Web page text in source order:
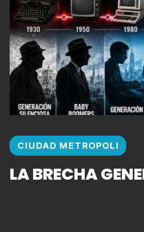
CIUDAD METROPOLI
LA BRECHA